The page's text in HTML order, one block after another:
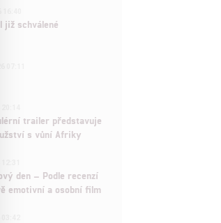
již schválené
trailer představuje
s vůní Afriky
den – Podle recenzí
emotivní a osobní film